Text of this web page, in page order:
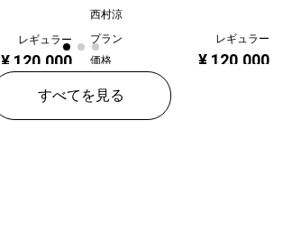
レギュラー
¥ 120,000
西村涼
プラン
レギュラー
価格
¥ 120,000
すべてを見る